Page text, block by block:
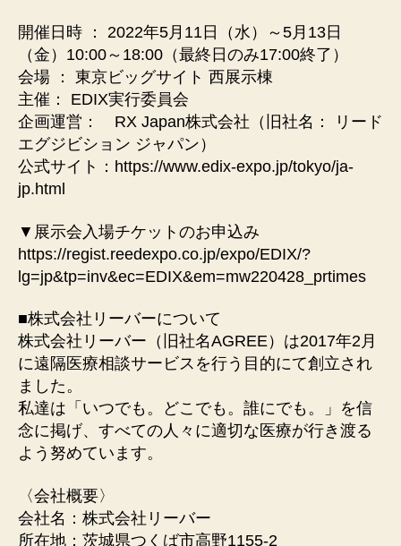
開催日時 ： 2022年5月11日（水）～5月13日
（金）10:00～18:00（最終日のみ17:00終了）
会場 ： 東京ビッグサイト 西展示棟
主催： EDIX実行委員会
企画運営： RX Japan株式会社（旧社名： リード
エグジビション ジャパン）
公式サイト：https://www.edix-expo.jp/tokyo/ja-
jp.html
▼展示会入場チケットのお申込み
https://regist.reedexpo.co.jp/expo/EDIX/?
lg=jp&tp=inv&ec=EDIX&em=mw220428_prtimes
■株式会社リーバーについて
株式会社リーバー（旧社名AGREE）は2017年2月
に遠隔医療相談サービスを行う目的にて創立され
ました。
私達は「いつでも。どこでも。誰にでも。」を信
念に掲げ、すべての人々に適切な医療が行き渡る
よう努めています。
〈会社概要〉
会社名：株式会社リーバー
所在地：茨城県つくば市高野1155-2